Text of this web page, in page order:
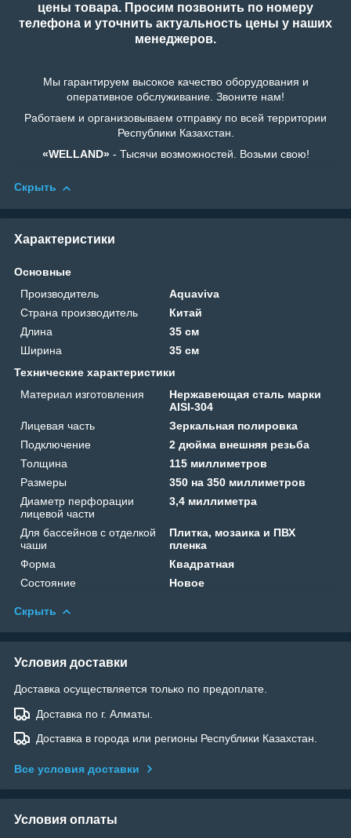
цены товара. Просим позвонить по номеру
телефона и уточнить актуальность цены у наших
менеджеров.
Мы гарантируем высокое качество оборудования и
оперативное обслуживание. Звоните нам!
Работаем и организовываем отправку по всей территории
Республики Казахстан.
«WELLAND»- Тысячи возможностей. Возьми свою!
Скрыть
Характеристики
Основные
Производитель
Aquaviva
Страна производитель
Китай
Длина
35 см
Ширина
35 см
Технические характеристики
Материал изготовления
Нержавеющая сталь марки
AISI-304
Лицевая часть
Зеркальная полировка
Подключение
2 дюйма внешняя резьба
Толщина
115 миллиметров
Размеры
350 на 350 миллиметров
Диаметр перфорации
лицевой части
3,4 миллиметра
Для бассейнов с отделкой
чаши
Плитка, мозаика и ПВХ
пленка
Форма
Квадратная
Состояние
Новое
Скрыть
Условия доставки
Доставка осуществляется только по предоплате.
Доставка по г. Алматы.
Доставка в города или регионы Республики Казахстан.
Все условия доставки
Условия оплаты